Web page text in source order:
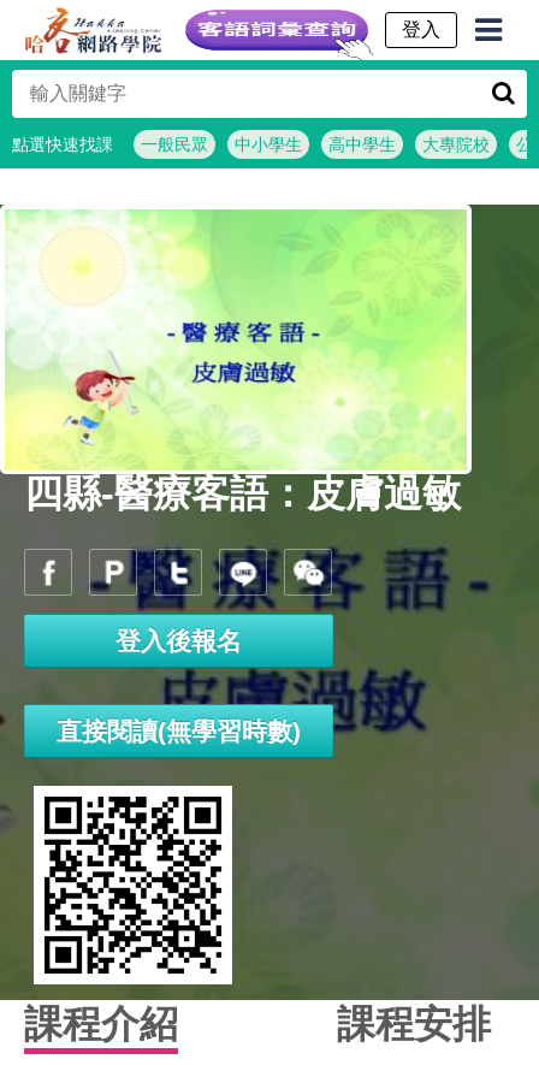
客語詞彙查詢
點選快速找課 一般民眾 中小學生 高中學生 大專院校 公
四縣-醫療客語：皮膚過敏
登入後報名
直接閱讀(無學習時數)
課程介紹 課程安排